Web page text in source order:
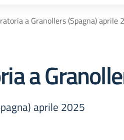
a Granollers (Spagna) aprile
a
aprile 2025